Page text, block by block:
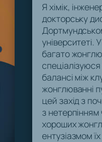
Я хімік,
докторську
університеті.
багато
балансі між
жонглюванні
цей захід з
з
хороших
ентузіазмом